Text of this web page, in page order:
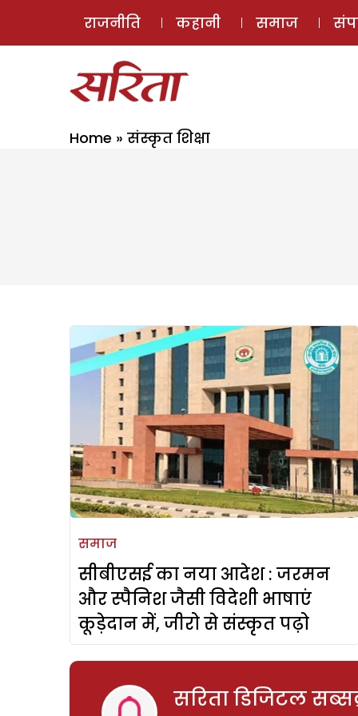
राजनीति कहानी समाज
Home » संस्कृत शिक्षा
समाज
सीबीएसई का नया आदेश : जरमन
और स्पैनिश जैसी विदेशी भाषाएं
कूड़ेदान में, जीरो से संस्कृत पढ़ो
सरिता डिजिटल